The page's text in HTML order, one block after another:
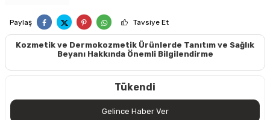
Paylaş Tavsiye Et
Kozmetik ve Dermokozmetik Ürünlerde Tanıtım ve Sağlık
Beyanı Hakkında Önemli Bilgilendirme
Tükendi
Gelince Haber Ver